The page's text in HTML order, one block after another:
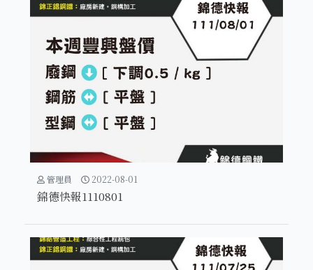
管理員 2022-08-01
錦德快報1110801